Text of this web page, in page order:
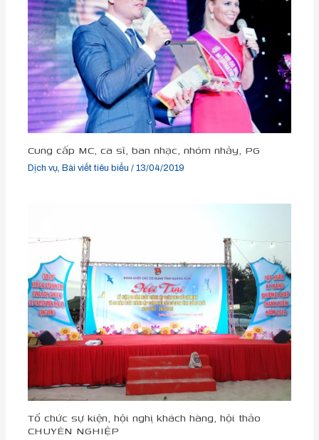
Cung cấp MC, ca sĩ, ban nhạc, nhóm nhảy, PG
Dịch vụ, Bài viết tiêu biểu /13/04/2019
Tổ chức sự kiện, hội nghị khách hàng, hội thảo
CHUYÊN NGHIỆP